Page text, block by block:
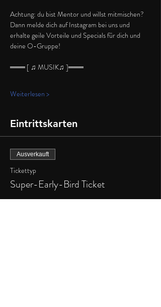
Achtung: du bist Mentor und willst mitmischen?
Dann melde dich auf Instagram bei uns und
erhalte geile Vorteile und Specials für dich und
deine O-Gruppe!
═══ [ ♫ MUSIK♫ ]═══
Weiterlesen >
Eintrittskarten
Ausverkauft
Tickettyp
Super-Early-Bird Ticket